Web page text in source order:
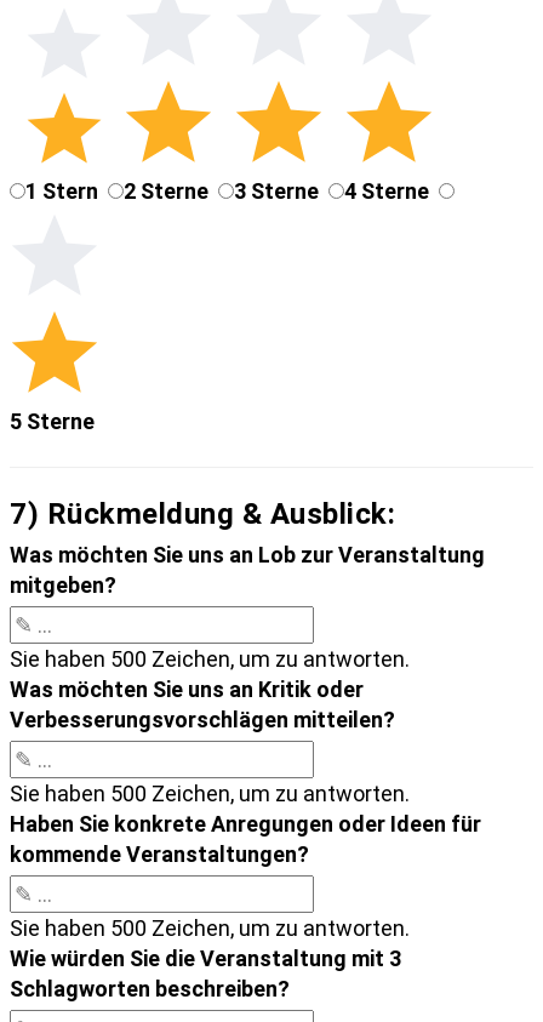
1 Stern 2 Sterne 3 Sterne 4 Sterne
5 Sterne
7) Rückmeldung & Ausblick:
Was möchten Sie uns an Lob zur Veranstaltung
mitgeben?
Sie haben 500 Zeichen, um zu antworten.
Was möchten Sie uns an Kritik oder
Verbesserungsvorschlägen mitteilen?
Sie haben 500 Zeichen, um zu antworten.
Haben Sie konkrete Anregungen oder Ideen für
kommende Veranstaltungen?
Sie haben 500 Zeichen, um zu antworten.
Wie würden Sie die Veranstaltung mit 3
Schlagworten beschreiben?